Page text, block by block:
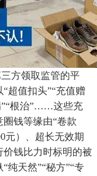
方领取监管的平
超值扣头”“充值赠
”“根治”……这些充
钱等缘由“卷款
元）、超长无效期
钱比力时标明的被
纯天然”“秘方”“专